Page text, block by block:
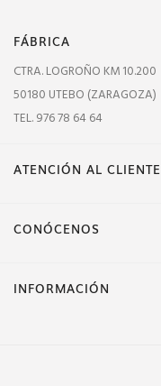
FÁBRICA
CTRA. LOGROÑO KM 10.200
50180 UTEBO (ZARAGOZA)
TEL. 976 78 64 64
ATENCIÓN AL CLIENTE
CONÓCENOS
INFORMACIÓN